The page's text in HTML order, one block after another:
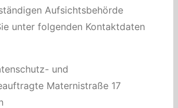
Aufsichtsbehörde
unter folgenden Kontaktdaten
und
Maternistraße 17